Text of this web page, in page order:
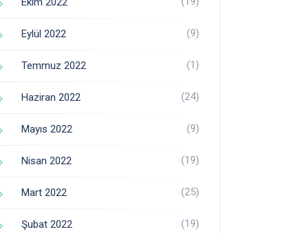
Eylül 2022 (9)
Temmuz 2022 (1)
Haziran 2022 (24)
Mayıs 2022 (9)
Nisan 2022 (19)
Mart 2022 (25)
Şubat 2022 (19)